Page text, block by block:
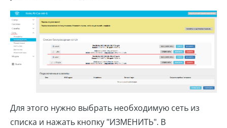
Для этого нужно выбрать необходимую сеть из
списка и нажать кнопку "ИЗМЕНИТЬ". В